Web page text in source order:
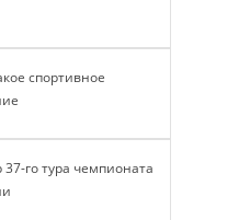
спортивное
37-го тура чемпионата